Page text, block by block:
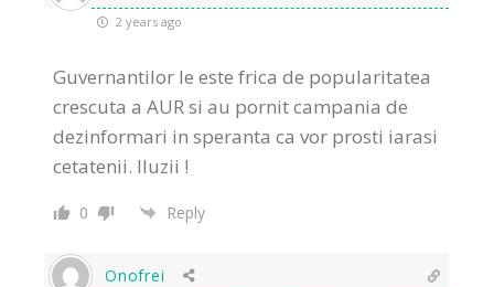
2 years ago
Guvernantilor le este frica de popularitatea
crescuta a AUR si au pornit campania de
dezinformari in speranta ca vor prosti iarasi
cetatenii. Iluzii !
0 Reply
Onofrei